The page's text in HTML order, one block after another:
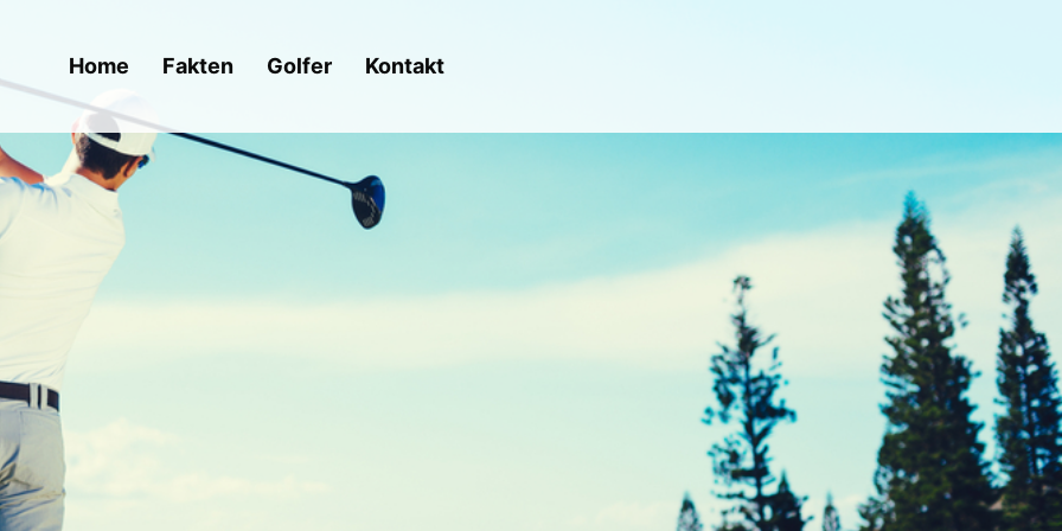
Home Fakten Golfer Kontakt